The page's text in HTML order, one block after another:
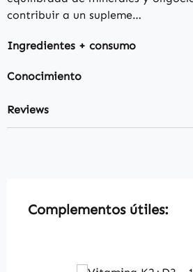
contribuir a un supleme…
Ingredientes + consumo
Conocimiento
Reviews
Skip product gallery
Complementos útiles: